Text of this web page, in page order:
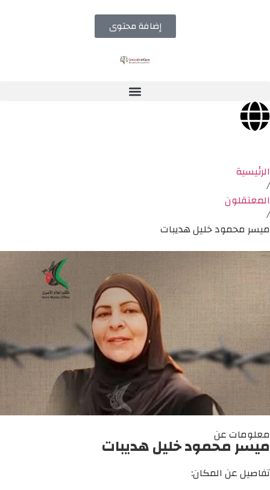
إضافة محتوى
الرئيسية
/
المعتقلون
/
ميسر محمود خليل هديبات
معلومات عن
ميسر محمود خليل هديبات
تفاصيل عن المكان: